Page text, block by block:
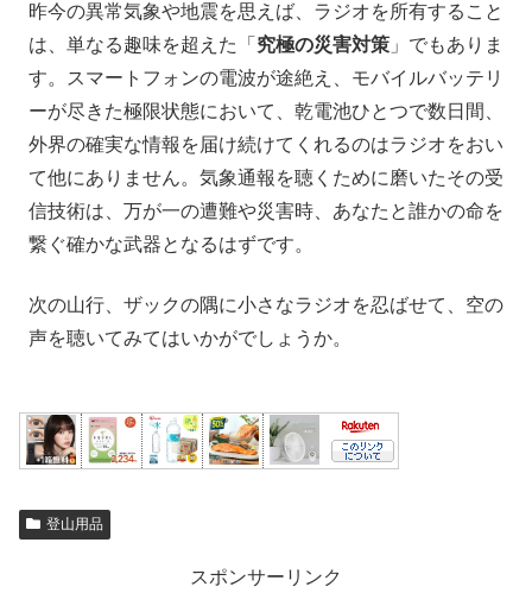
昨今の異常気象や地震を思えば、ラジオを所有すること
は、単なる趣味を超えた「 究極の災害対策 」でもありま
す。スマートフォンの電波が途絶え、モバイルバッテリ
ーが尽きた極限状態において、乾電池ひとつで数日間、
外界の確実な情報を届け続けてくれるのはラジオをおい
て他にありません。気象通報を聴くために磨いたその受
信技術は、万が一の遭難や災害時、あなたと誰かの命を
繋ぐ確かな武器となるはずです。
次の山行、ザックの隅に小さなラジオを忍ばせて、空の
声を聴いてみてはいかがでしょうか。
登山用品
スポンサーリンク